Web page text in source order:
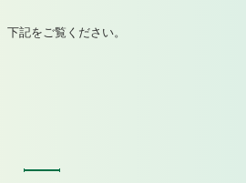
記をご覧ください。